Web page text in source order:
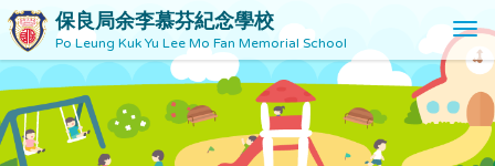
保良局余李慕芬紀念學校
Po Leung Kuk Yu Lee Mo Fan Memorial School
T
o
g
l
e